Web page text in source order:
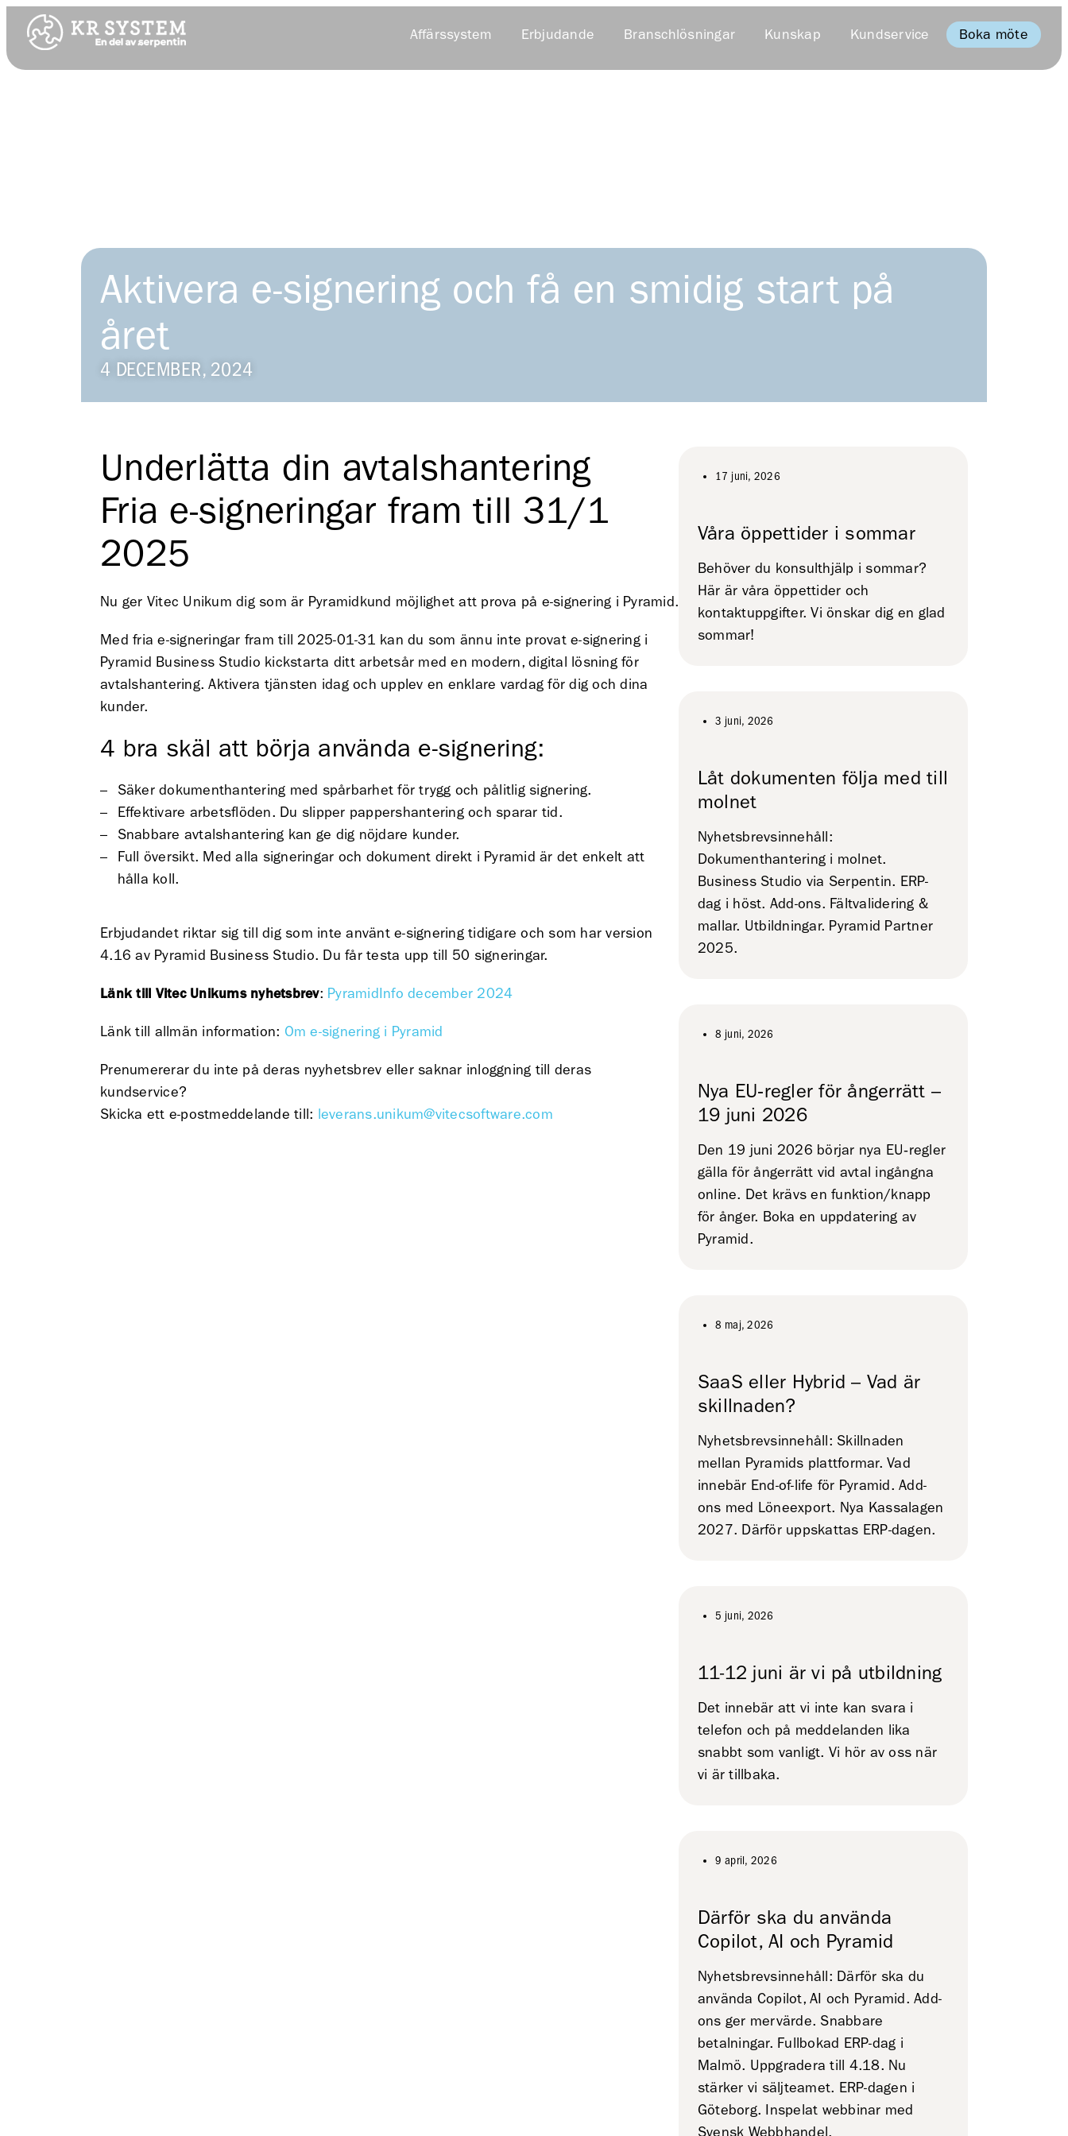
Affärssystem Erbjudande Branschlösningar Kunskap Kundservice Boka möte
Aktivera e-signering och få en smidig start på
året
4 DECEMBER, 2024
Underlätta din avtalshantering
Fria e-signeringar fram till 31/1
2025
Nu ger Vitec Unikum dig som är Pyramidkund möjlighet att prova på e-signering i Pyramid.
Med fria e-signeringar fram till 2025-01-31 kan du som ännu inte provat e-signering i
Pyramid Business Studio kickstarta ditt arbetsår med en modern, digital lösning för
avtalshantering. Aktivera tjänsten idag och upplev en enklare vardag för dig och dina
kunder.
4 bra skäl att börja använda e-signering:
Säker dokumenthantering med spårbarhet för trygg och pålitlig signering.
Effektivare arbetsflöden. Du slipper pappershantering och sparar tid.
Snabbare avtalshantering kan ge dig nöjdare kunder.
Full översikt. Med alla signeringar och dokument direkt i Pyramid är det enkelt att
hålla koll.
Erbjudandet riktar sig till dig som inte använt e-signering tidigare och som har version
4.16 av Pyramid Business Studio. Du får testa upp till 50 signeringar.
Länk till Vitec Unikums nyhetsbrev: PyramidInfo december 2024
Länk till allmän information: Om e-signering i Pyramid
Prenumererar du inte på deras nyyhetsbrev eller saknar inloggning till deras
kundservice?
Skicka ett e-postmeddelande till: leverans.unikum@vitecsoftware.com
17 juni, 2026
Våra öppettider i sommar
Behöver du konsulthjälp i sommar?
Här är våra öppettider och
kontaktuppgifter. Vi önskar dig en glad
sommar!
3 juni, 2026
Låt dokumenten följa med till
molnet
Nyhetsbrevsinnehåll:
Dokumenthantering i molnet.
Business Studio via Serpentin. ERP-
dag i höst. Add-ons. Fältvalidering &
mallar. Utbildningar. Pyramid Partner
2025.
8 juni, 2026
Nya EU‑regler för ångerrätt –
19 juni 2026
Den 19 juni 2026 börjar nya EU‑regler
gälla för ångerrätt vid avtal ingångna
online. Det krävs en funktion/knapp
för ånger. Boka en uppdatering av
Pyramid.
8 maj, 2026
SaaS eller Hybrid – Vad är
skillnaden?
Nyhetsbrevsinnehåll: Skillnaden
mellan Pyramids plattformar. Vad
innebär End-of-life för Pyramid. Add-
ons med Löneexport. Nya Kassalagen
2027. Därför uppskattas ERP-dagen.
5 juni, 2026
11-12 juni är vi på utbildning
Det innebär att vi inte kan svara i
telefon och på meddelanden lika
snabbt som vanligt. Vi hör av oss när
vi är tillbaka.
9 april, 2026
Därför ska du använda
Copilot, AI och Pyramid
Nyhetsbrevsinnehåll: Därför ska du
använda Copilot, AI och Pyramid. Add-
ons ger mervärde. Snabbare
betalningar. Fullbokad ERP-dag i
Malmö. Uppgradera till 4.18. Nu
stärker vi säljteamet. ERP-dagen i
Göteborg. Inspelat webbinar med
Svensk Webbhandel.